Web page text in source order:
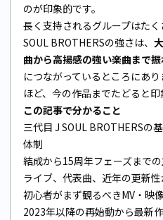
のが印象的です。
長く支持されるグループはた
SOUL BROTHERSの強さは、
曲から高揚感の強い楽曲まで
につながっているところにあ
ほど、今の作品までたどると
この記事で分かること
三代目 J SOUL BROTHERSの
体制
結成から15周年フェーズまで
ライブ、代表曲、近年の更新
初心者がまず観るべきMV・映
2023年以降の再始動から最新